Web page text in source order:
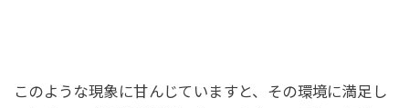
このような現象に甘んじていますと、その環境に満足し